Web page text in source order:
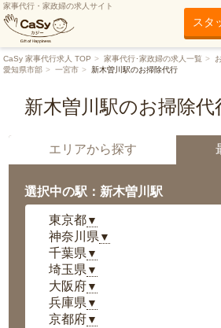
家事代行・家政婦の求人サイト
スタ
CaSy 家事代行求人 TOP 家事代行･家政婦の求人一覧
愛知県市部
一宮市 新木曽川駅のお掃除代行
新木曽川駅のお掃除代
エリアから探す
選択中の駅：新木曽川駅
東京都▼
神奈川県 ▼
千葉県 ▼
埼玉県 ▼
大阪府▼
兵庫県 ▼
京都府▼